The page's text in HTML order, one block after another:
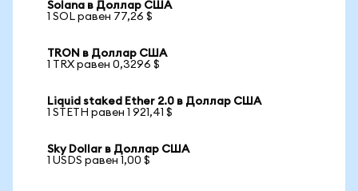
Solana в Доллар США
1 SOL равен 77,26 $
TRON в Доллар США
1 TRX равен 0,3296 $
Liquid staked Ether 2.0 в Доллар США
1 STETH равен 1 921,41 $
Sky Dollar в Доллар США
1 USDS равен 1,00 $